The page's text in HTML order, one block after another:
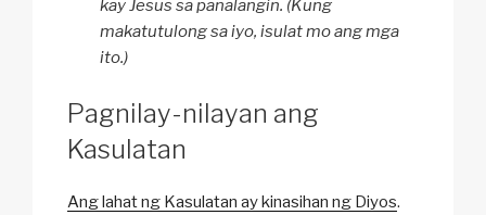
kay Jesus sa panalangin. (Kung
makatutulong sa iyo, isulat mo ang mga
ito.)
Pagnilay-nilayan ang
Kasulatan
Ang lahat ng Kasulatan ay kinasihan ng Diyos.